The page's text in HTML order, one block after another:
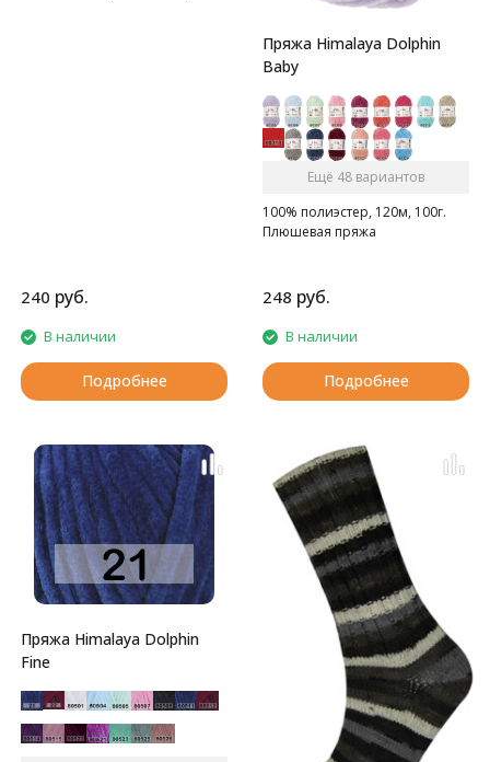
240 руб.
В наличии
Подробнее
Пряжа Himalaya Dolphin
Baby
Ещё 48 вариантов
100% полиэстер, 120м, 100г.
Плюшевая пряжа
248 руб.
В наличии
Подробнее
Пряжа Himalaya Dolphin
Fine